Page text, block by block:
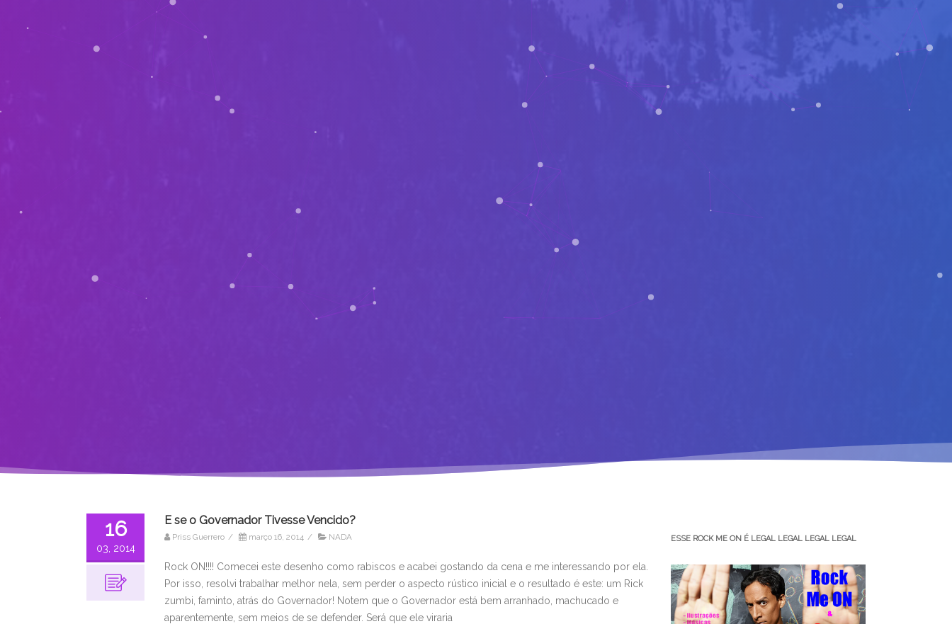
16
03, 2014
E se o Governador Tivesse Vencido?
Priss Guerrero / março 16, 2014 / NADA
Rock ON!!!! Comecei este desenho como rabiscos e acabei gostando da cena e me interessando por ela.
Por isso, resolvi trabalhar melhor nela, sem perder o aspecto rústico inicial e o resultado é este: um Rick
zumbi, faminto, atrás do Governador! Notem que o Governador está bem arranhado, machucado e
aparentemente, sem meios de se defender. Será que ele viraria
ESSE ROCK ME ON É LEGAL LEGAL LEGAL LEGAL